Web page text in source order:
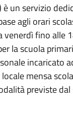
un servizio
agli orari
fino alle
la scuola
incaricato
mensa
previste